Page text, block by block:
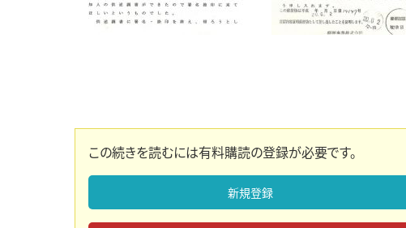
この続きを読むには有料購読の登録が必要です。
新規登録